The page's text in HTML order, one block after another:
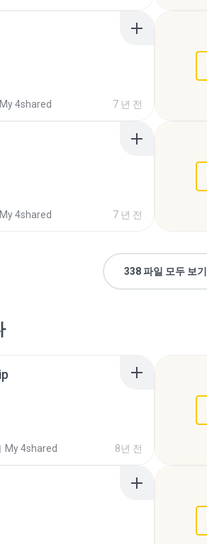
My 4shared 7 년 전
My 4shared 7 년 전
338 파일 모두 보기
My 4shared 8년 전